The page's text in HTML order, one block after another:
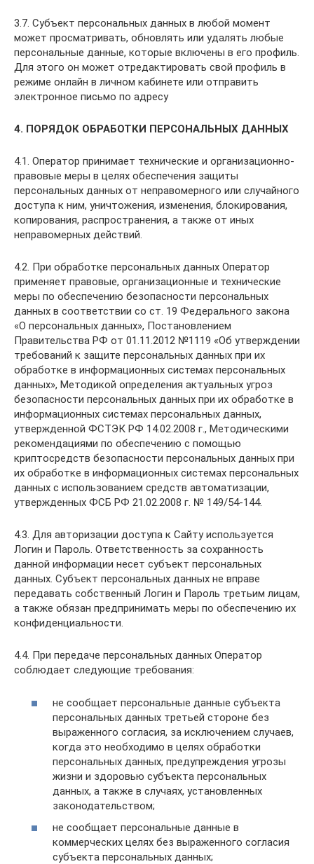
3.7. Субъект персональных данных в любой момент
может просматривать, обновлять или удалять любые
персональные данные, которые включены в его профиль.
Для этого он может отредактировать свой профиль в
режиме онлайн в личном кабинете или отправить
электронное письмо по адресу
4. ПОРЯДОК ОБРАБОТКИ ПЕРСОНАЛЬНЫХ ДАННЫХ
4.1. Оператор принимает технические и организационно-
правовые меры в целях обеспечения защиты
персональных данных от неправомерного или случайного
доступа к ним, уничтожения, изменения, блокирования,
копирования, распространения, а также от иных
неправомерных действий.
4.2. При обработке персональных данных Оператор
применяет правовые, организационные и технические
меры по обеспечению безопасности персональных
данных в соответствии со ст. 19 Федерального закона
«О персональных данных», Постановлением
Правительства РФ от 01.11.2012 №1119 «Об утверждении
требований к защите персональных данных при их
обработке в информационных системах персональных
данных», Методикой определения актуальных угроз
безопасности персональных данных при их обработке в
информационных системах персональных данных,
утвержденной ФСТЭК РФ 14.02.2008 г., Методическими
рекомендациями по обеспечению с помощью
криптосредств безопасности персональных данных при
их обработке в информационных системах персональных
данных с использованием средств автоматизации,
утвержденных ФСБ РФ 21.02.2008 г. № 149/54-144.
4.3. Для авторизации доступа к Сайту используется
Логин и Пароль. Ответственность за сохранность
данной информации несет субъект персональных
данных. Субъект персональных данных не вправе
передавать собственный Логин и Пароль третьим лицам,
а также обязан предпринимать меры по обеспечению их
конфиденциальности.
4.4. При передаче персональных данных Оператор
соблюдает следующие требования:
не сообщает персональные данные субъекта
персональных данных третьей стороне без
выраженного согласия, за исключением случаев,
когда это необходимо в целях обработки
персональных данных, предупреждения угрозы
жизни и здоровью субъекта персональных
данных, а также в случаях, установленных
законодательством;
не сообщает персональные данные в
коммерческих целях без выраженного согласия
субъекта персональных данных;